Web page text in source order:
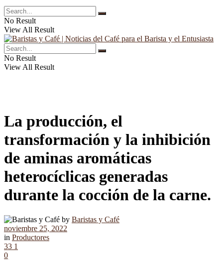
No Result
View All Result
No Result
View All Result
La producción, el
transformación y la inhibición
de aminas aromáticas
heterocíclicas generadas
durante la cocción de la carne.
by Baristas y Café
noviembre 25, 2022
in Productores
33 1
0